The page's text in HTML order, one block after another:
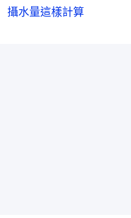
攝水量這樣計算